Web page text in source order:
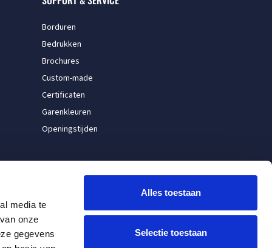
media te
onze
gegevens
Alles toestaan
Selectie toestaan
Borduren
Bedrukken
Brochures
Custom-made
Certificaten
Garenkleuren
Openingstijden